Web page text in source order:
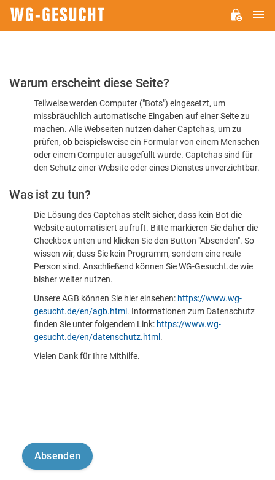
Bitte
dass
sind
Warum erscheint diese Seite?
Teilweise werden Computer ("Bots") eingesetzt, um
missbräuchlich automatische Eingaben auf einer Seite zu
machen. Alle Webseiten nutzen daher Captchas, um zu
prüfen, ob beispielsweise ein Formular von einem Menschen
oder einem Computer ausgefüllt wurde. Captchas sind für
den Schutz einer Website oder eines Dienstes unverzichtbar.
Was ist zu tun?
Die Lösung des Captchas stellt sicher, dass kein Bot die
Website automatisiert aufruft. Bitte markieren Sie daher die
Checkbox unten und klicken Sie den Button "Absenden". So
wissen wir, dass Sie kein Programm, sondern eine reale
Person sind. Anschließend können Sie WG-Gesucht.de wie
bisher weiter nutzen.
Unsere AGB können Sie hier einsehen: https://www.wg-
gesucht.de/en/agb.html . Informationen zum Datenschutz
finden Sie unter folgendem Link: https://www.wg-
gesucht.de/en/datenschutz.html .
Vielen Dank für Ihre Mithilfe.